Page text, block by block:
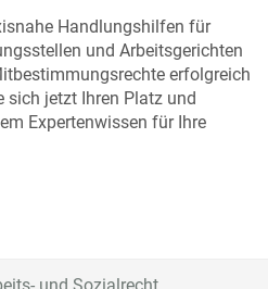
Handlungshilfen für
und Arbeitsgerichten
erfolgreich
sich jetzt Ihren Platz und
Expertenwissen für Ihre